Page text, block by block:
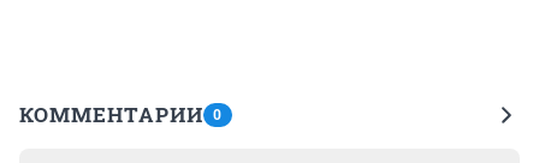
КОММЕНТАРИИ 0